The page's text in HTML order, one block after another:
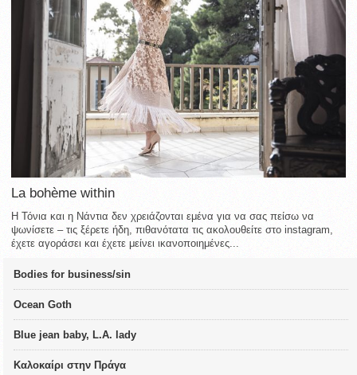
La bohème within
Η Τόνια και η Νάντια δεν χρειάζονται εμένα για να σας πείσω να
ψωνίσετε – τις ξέρετε ήδη, πιθανότατα τις ακολουθείτε στο instagram,
έχετε αγοράσει και έχετε μείνει ικανοποιημένες...
Bodies for business/sin
Ocean Goth
Blue jean baby, L.A. lady
Καλοκαίρι στην Πράγα